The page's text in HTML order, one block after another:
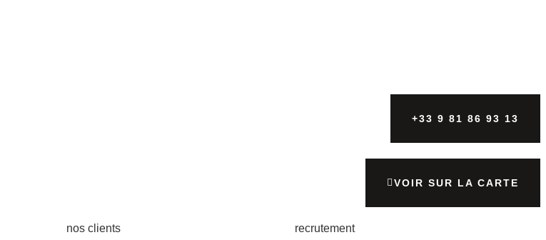
+33 9 81 86 93 13
VOIR SUR LA CARTE
nos clients recrutement